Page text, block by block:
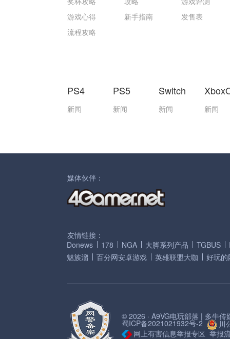
游戏心得
流程攻略
新手指南
发售表
PS4
新闻
PS5
新闻
Switch
新闻 新闻
媒体伙伴：
友情链接：
Donews
178 NGA 大脚系列产品 TGBUS
魅族溜
百分网安卓游戏 英雄联盟大咖 好玩的
© 2026 · A9VG电玩部落 | 多牛传
蜀ICP备2021021932号-2
川
网上有害信息举报专区 举报